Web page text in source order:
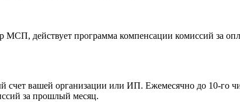
МСП, действует программа компенсации комиссий за
счет вашей организации или ИП. Ежемесячно до 10-го
за прошлый месяц.